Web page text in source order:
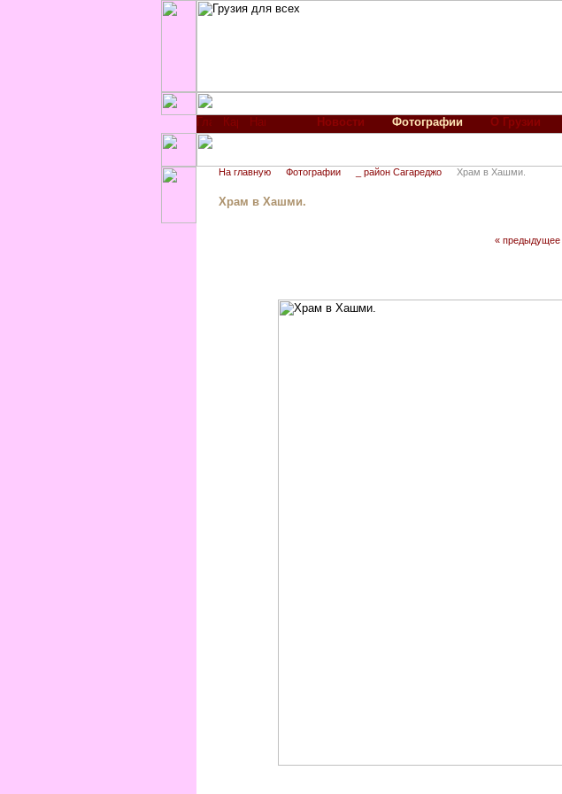
Новости Фотографии О Грузии
На главную Фотографии _ район Сагареджо Храм в Хашми.
Храм в Хашми.
«